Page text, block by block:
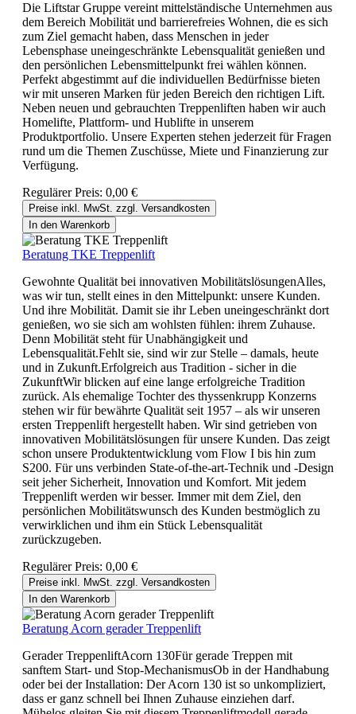
Die Liftstar Gruppe vereint mittelständische Unternehmen aus
dem Bereich Mobilität und barrierefreies Wohnen, die es sich
zum Ziel gemacht haben, dass Menschen in jeder
Lebensphase uneingeschränkte Lebensqualität genießen und
den persönlichen Lebensmittelpunkt frei wählen können.
Perfekt abgestimmt auf die individuellen Bedürfnisse bieten
wir mit unseren Marken für jeden Bereich den richtigen Lift.
Neben neuen und gebrauchten Treppenliften haben wir auch
Homelifte, Plattform- und Hublifte in unserem
Produktportfolio. Unsere Experten stehen jederzeit für Fragen
rund um die Themen Zuschüsse, Miete und Finanzierung zur
Verfügung.
Regulärer Preis: 0,00 €
Preise inkl. MwSt. zzgl. Versandkosten
In den Warenkorb
Beratung TKE Treppenlift
Gewohnte Qualität bei innovativen MobilitätslösungenAlles,
was wir tun, stellt eines in den Mittelpunkt: unsere Kunden.
Und ihre Mobilität. Damit sie ihr Leben uneingeschränkt dort
genießen, wo sie sich am wohlsten fühlen: ihrem Zuhause.
Denn Mobilität steht für Unabhängigkeit und
Lebensqualität.Fehlt sie, sind wir zur Stelle – damals, heute
und in Zukunft.Erfolgreich aus Tradition - sicher in die
ZukunftWir blicken auf eine lange erfolgreiche Tradition
zurück. Als ehemalige Tochter des thyssenkrupp Konzerns
stehen wir für bewährte Qualität seit 1957 – als wir unseren
ersten Treppenlift hergestellt haben. Wir sind getrieben von
innovativen Mobilitätslösungen für unsere Kunden. Das zeigt
schon unsere Produktentwicklung vom Flow I bis hin zum
S200. Für uns verbinden State-of-the-art-Technik und -Design
seit jeher Sicherheit, Innovation und Komfort. Mit jedem
Treppenlift werden wir besser. Immer mit dem Ziel, den
persönlichen Mobilitätswunsch des Kunden bestmöglich zu
verwirklichen und ihm ein Stück Lebensqualität
zurückzugeben.
Regulärer Preis: 0,00 €
Preise inkl. MwSt. zzgl. Versandkosten
In den Warenkorb
Beratung Acorn gerader Treppenlift
Gerader TreppenliftAcorn 130Für gerade Treppen mit
sanftem Start- und Stop-MechanismusOb in der Handhabung
oder bei der Installation: Der Acorn 130 ist so unkompliziert,
dass er ganz schnell bei Ihnen Zuhause einziehen darf.